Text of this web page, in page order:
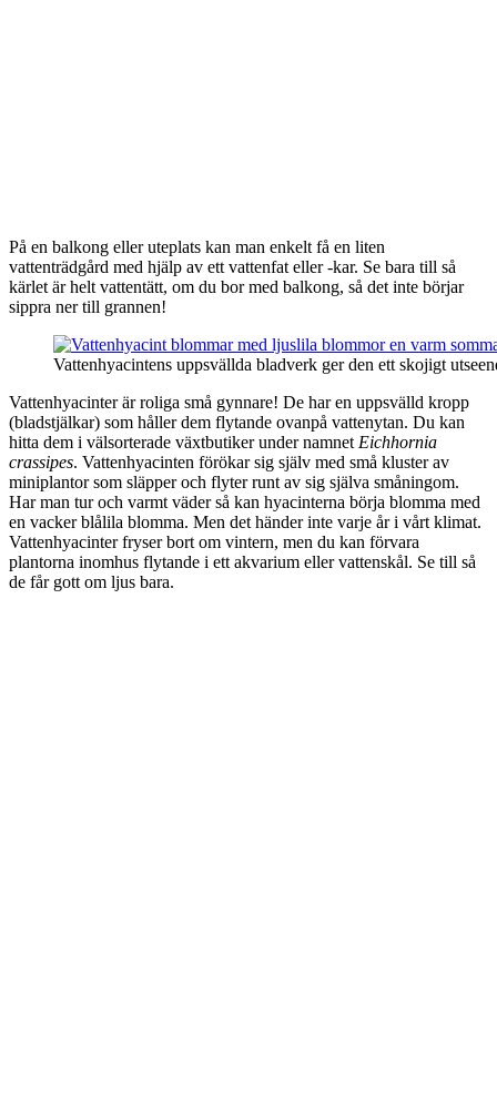
På en balkong eller uteplats kan man enkelt få en liten
vattenträdgård med hjälp av ett vattenfat eller -kar. Se bara till så
kärlet är helt vattentätt, om du bor med balkong, så det inte börjar
sippra ner till grannen!
Vattenhyacintens uppsvällda bladverk ger den ett skojigt
Vattenhyacinter är roliga små gynnare! De har en uppsvälld kropp
(bladstjälkar) som håller dem flytande ovanpå vattenytan. Du kan
hitta dem i välsorterade växtbutiker under namnet Eichhornia
crassipes. Vattenhyacinten förökar sig själv med små kluster av
miniplantor som släpper och flyter runt av sig själva småningom.
Har man tur och varmt väder så kan hyacinterna börja blomma med
en vacker blålila blomma. Men det händer inte varje år i vårt klimat.
Vattenhyacinter fryser bort om vintern, men du kan förvara
plantorna inomhus flytande i ett akvarium eller vattenskål. Se till så
de får gott om ljus bara.